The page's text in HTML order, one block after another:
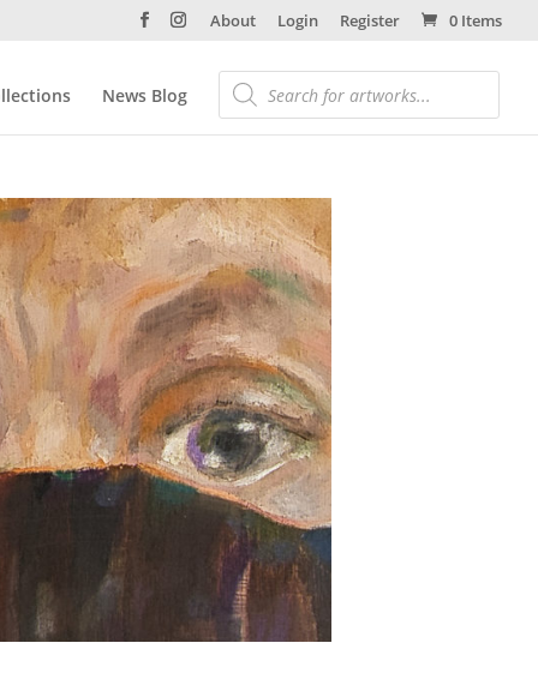
About Login Register 0 Items
News Blog